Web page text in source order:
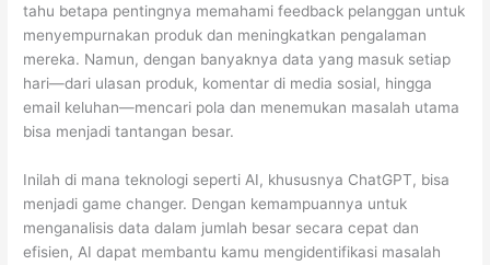
tahu betapa pentingnya memahami feedback pelanggan untuk
menyempurnakan produk dan meningkatkan pengalaman
mereka. Namun, dengan banyaknya data yang masuk setiap
hari—dari ulasan produk, komentar di media sosial, hingga
email keluhan—mencari pola dan menemukan masalah utama
bisa menjadi tantangan besar.
Inilah di mana teknologi seperti AI, khususnya ChatGPT, bisa
menjadi game changer. Dengan kemampuannya untuk
menganalisis data dalam jumlah besar secara cepat dan
efisien, AI dapat membantu kamu mengidentifikasi masalah